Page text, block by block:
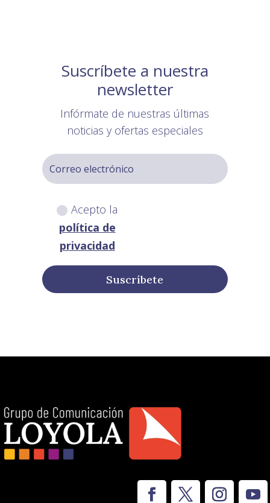
Suscríbete a nuestra
newsletter
Infórmate de nuestras últimas
noticias y ofertas especiales
Acepto la
política de
privacidad
Suscríbete